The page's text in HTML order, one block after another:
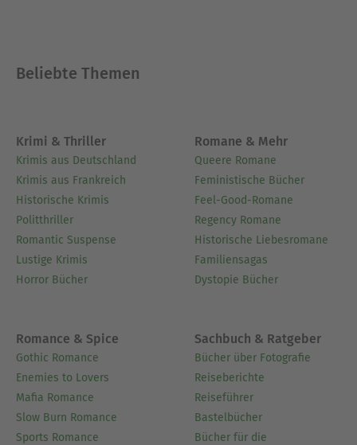
Beliebte Themen
Krimi & Thriller
Krimis aus Deutschland
Krimis aus Frankreich
Historische Krimis
Politthriller
Romantic Suspense
Lustige Krimis
Horror Bücher
Romane & Mehr
Queere Romane
Feministische Bücher
Feel-Good-Romane
Regency Romane
Historische Liebesromane
Familiensagas
Dystopie Bücher
Romance & Spice
Gothic Romance
Enemies to Lovers
Mafia Romance
Slow Burn Romance
Sports Romance
Sachbuch & Ratgeber
Bücher über Fotografie
Reiseberichte
Reiseführer
Bastelbücher
Bücher für die